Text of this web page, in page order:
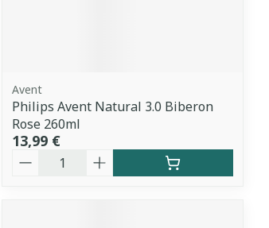
Avent
Philips Avent Natural 3.0 Biberon
Rose 260ml
13,99 €
Quantité